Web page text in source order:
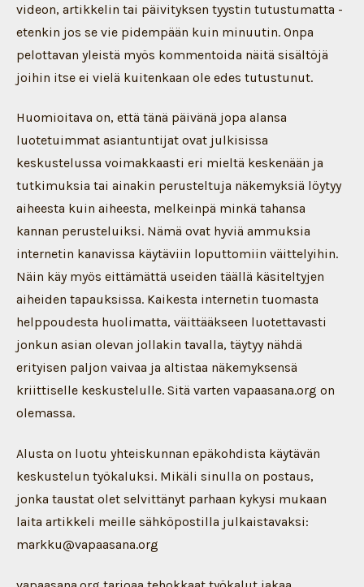
videon, artikkelin tai päivityksen tyystin tutustumatta -
etenkin jos se vie pidempään kuin minuutin. Onpa
pelottavan yleistä myös kommentoida näitä sisältöjä
joihin itse ei vielä kuitenkaan ole edes tutustunut.
Huomioitava on, että tänä päivänä jopa alansa
luotetuimmat asiantuntijat ovat julkisissa
keskustelussa voimakkaasti eri mieltä keskenään ja
tutkimuksia tai ainakin perusteltuja näkemyksiä löytyy
aiheesta kuin aiheesta, melkeinpä minkä tahansa
kannan perusteluiksi. Nämä ovat hyviä ammuksia
internetin kanavissa käytäviin loputtomiin väittelyihin.
Näin käy myös eittämättä useiden täällä käsiteltyjen
aiheiden tapauksissa. Kaikesta internetin tuomasta
helppoudesta huolimatta, väittääkseen luotettavasti
jonkun asian olevan jollakin tavalla, täytyy nähdä
erityisen paljon vaivaa ja altistaa näkemyksensä
kriittiselle keskustelulle. Sitä varten vapaasana.org on
olemassa.
Alusta on luotu yhteiskunnan epäkohdista käytävän
keskustelun työkaluksi. Mikäli sinulla on postaus,
jonka taustat olet selvittänyt parhaan kykysi mukaan
laita artikkeli meille sähköpostilla julkaistavaksi:
markku@vapaasana.org